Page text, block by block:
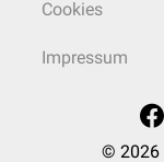
Cookies
Impressum
© 2026